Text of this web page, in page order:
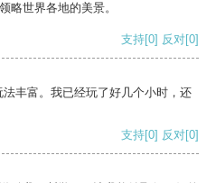
略世界各地的美景。
支持[0] 反对[0]
丰富。我已经玩了好几个小时，还
支持[0] 反对[0]